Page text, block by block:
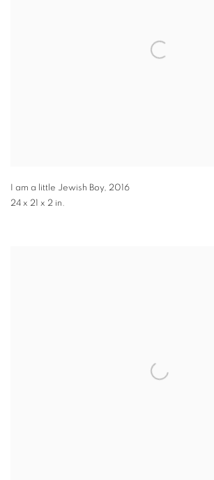
I am a little Jewish Boy, 2016
24 x 21 x 2 in.